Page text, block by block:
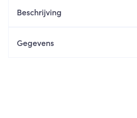
Beschrijving
Gegevens